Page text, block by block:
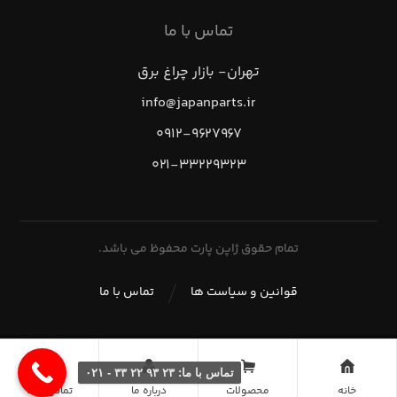
تماس با ما
تهران- بازار چراغ برق
info@japanparts.ir
۰۹۱۲-۹۶۲۷۹۶۷
۰۲۱-۳۳۲۲۹۳۲۳
تمام حقوق ژاپن پارت محفوظ می باشد.
تماس با ما قوانین و سیاست ها
خانه محصولات درباره ما تماس با ما
تماس با ما: ۲۳ ۹۳ ۲۲ ۳۳ - ۰۲۱